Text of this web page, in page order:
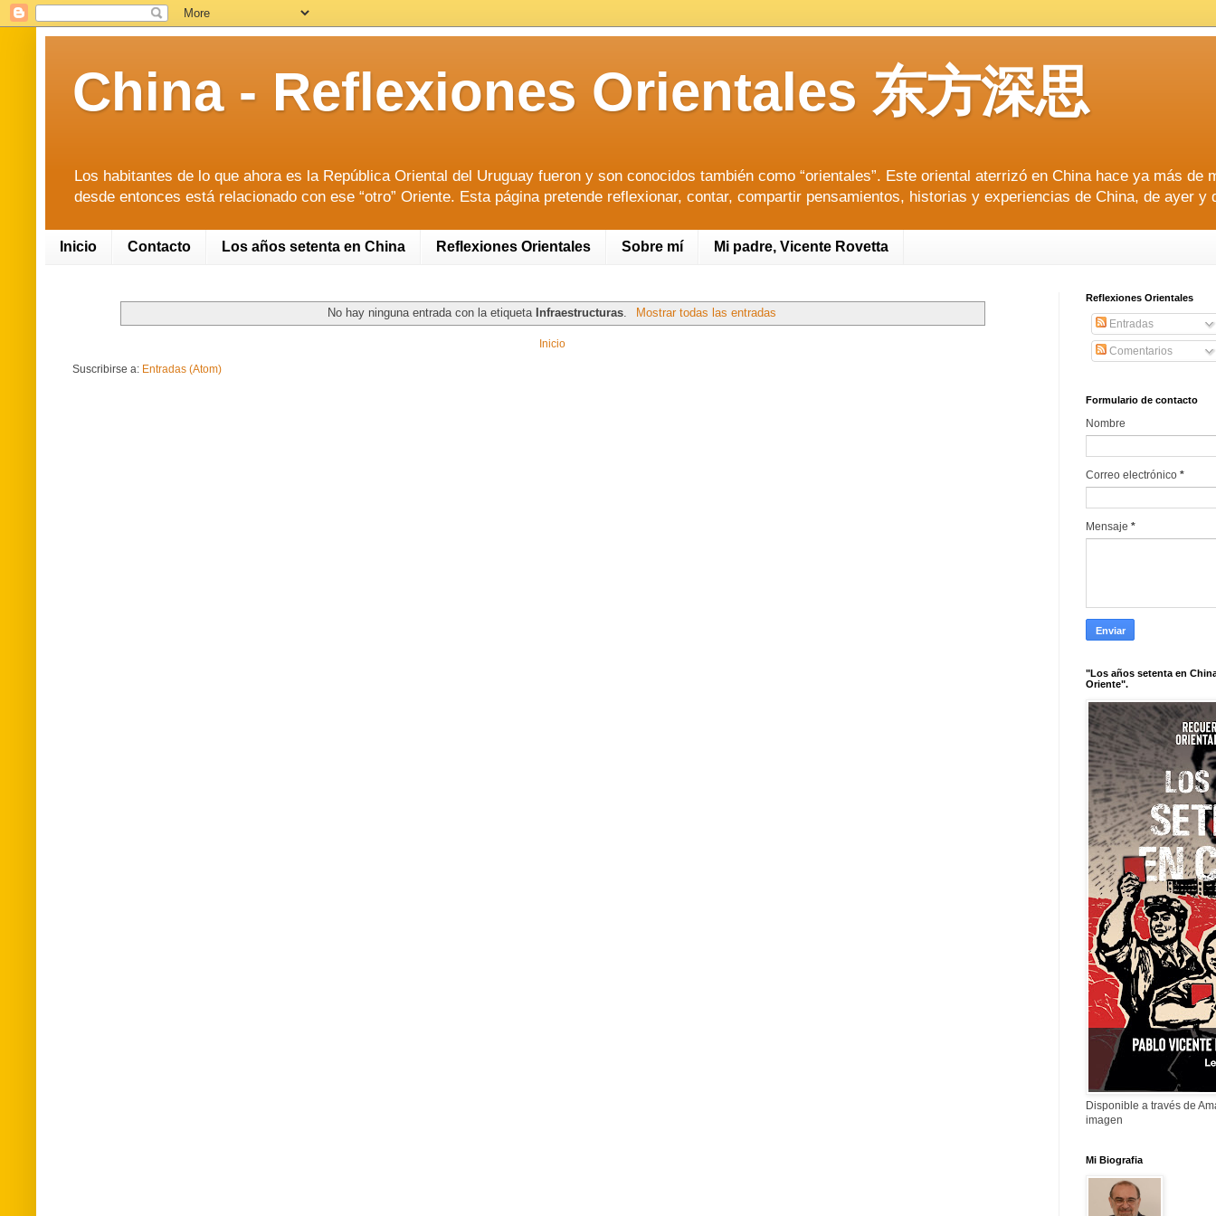
China - Reflexiones Orientales 东方深思
Los habitantes de lo que ahora es la República Oriental del Uruguay fueron y son conocidos también como “orientales”. Este oriental aterrizó en China hace ya más de
desde entonces está relacionado con ese “otro” Oriente. Esta página pretende reflexionar, contar, compartir pensamientos, historias y experiencias de China, de ayer y
Inicio Contacto Los años setenta en China Reflexiones Orientales Sobre mí Mi padre, Vicente Rovetta
No hay ninguna entrada con la etiqueta Infraestructuras Mostrar todas las entradas
Inicio
Suscribirse a: Entradas (Atom)
Reflexiones Orientales
Entradas
Comentarios
Formulario de contacto
Nombre
Correo electrónico *
Mensaje *
"Los años setenta en
Oriente".
Disponible a través de
imagen
Mi Biografia